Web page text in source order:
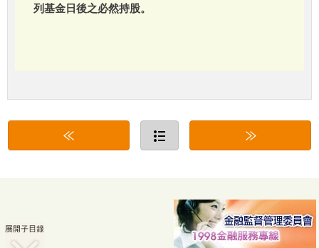
列基金日後之必然持股。